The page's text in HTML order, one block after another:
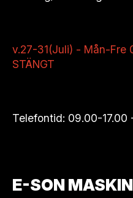
v.27-31(Juli) - Mån-Fre
STÄNGT
Telefontid: 09.00-17.00
E-SON